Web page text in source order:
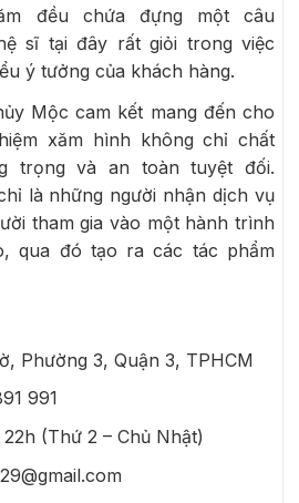
đều chứa đựng một câu
sĩ tại đây rất giỏi trong việc
ý tưởng của khách hàng.
Mộc cam kết mang đến cho
xăm hình không chỉ chất
trọng và an toàn tuyệt đối.
là những người nhận dịch vụ
tham gia vào một hành trình
qua đó tạo ra các tác phẩm
Phường 3, Quận 3, TPHCM
991
(Thứ 2 – Chủ Nhật)